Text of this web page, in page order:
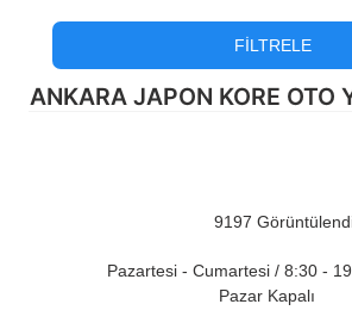
FILTRELE
ANKARA JAPON KORE OTO
9197
Pazartesi - Cumartesi / 8:30 -
Pazar Kapalı